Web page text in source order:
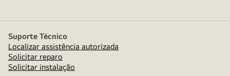
Suporte Técnico
Localizar assistência autorizada
Solicitar reparo
Solicitar instalação